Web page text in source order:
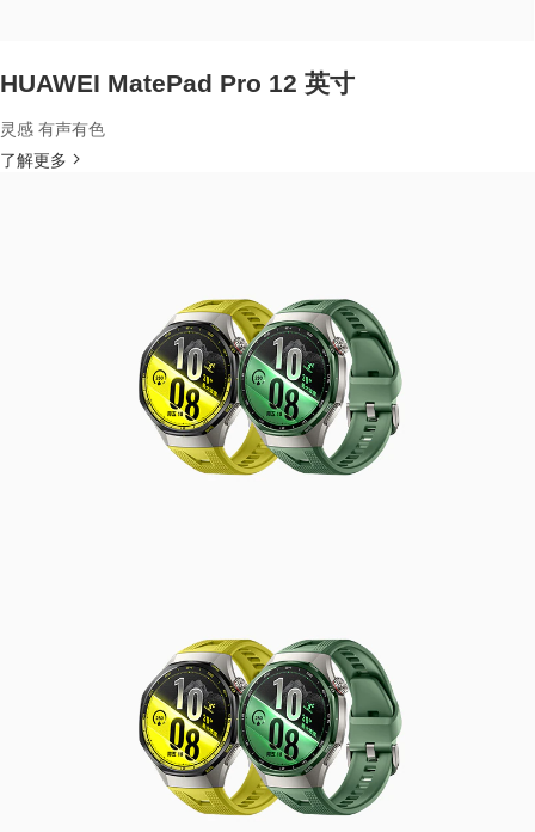
HUAWEI MatePad Pro 12 英寸
灵感 有声有色
了解更多